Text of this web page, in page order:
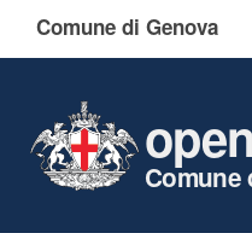
Comune di Genova
Comune